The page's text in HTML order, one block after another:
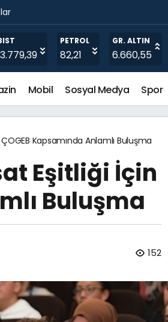
PETROL
82,21
GR. ALTIN
6.660,55
Mobil Sosyal Medya Spor
Kapsamında Anlamlı Buluşma
Eşitliği İçin
Buluşma
152